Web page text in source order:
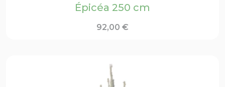
Épicéa 250 cm
92,00 €